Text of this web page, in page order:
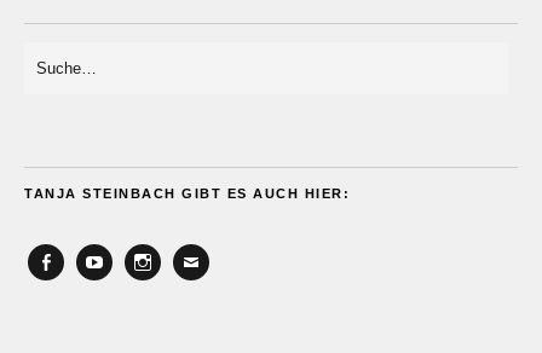
TANJA STEINBACH GIBT ES AUCH HIER: